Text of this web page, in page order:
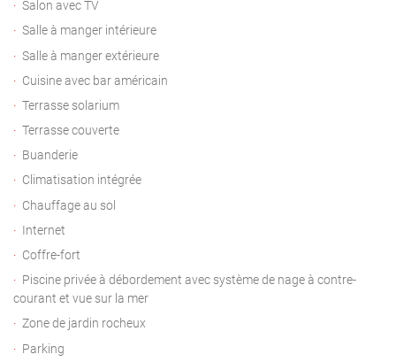
Salon avec TV
Salle à manger intérieure
Salle à manger extérieure
Cuisine avec bar américain
Terrasse solarium
Terrasse couverte
Buanderie
Climatisation intégrée
Chauffage au sol
Internet
Coffre-fort
Piscine privée à débordement avec système de nage à contre-
courant et vue sur la mer
Zone de jardin rocheux
Parking